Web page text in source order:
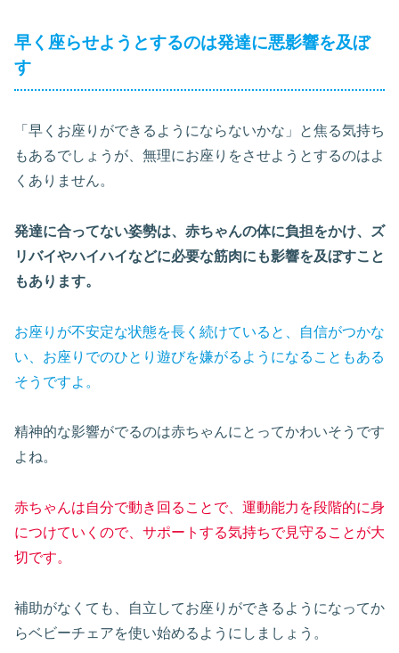
早く座らせようとするのは発達に悪影響を及ぼ
す
「早くお座りができるようにならないかな」と焦る気持ち
もあるでしょうが、無理にお座りをさせようとするのはよ
くありません。
発達に合ってない姿勢は、赤ちゃんの体に負担をかけ、ズ
リバイやハイハイなどに必要な筋肉にも影響を及ぼすこと
もあります。
お座りが不安定な状態を長く続けていると、自信がつかな
い、お座りでのひとり遊びを嫌がるようになることもある
そうですよ。
精神的な影響がでるのは赤ちゃんにとってかわいそうです
よね。
赤ちゃんは自分で動き回ることで、運動能力を段階的に身
につけていくので、サポートする気持ちで見守ることが大
切です。
補助がなくても、自立してお座りができるようになってか
らベビーチェアを使い始めるようにしましょう。